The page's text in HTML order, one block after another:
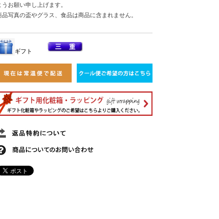
うお願い申し上げます。
品写真の盃やグラス、食品は商品に含まれません。
ギフト